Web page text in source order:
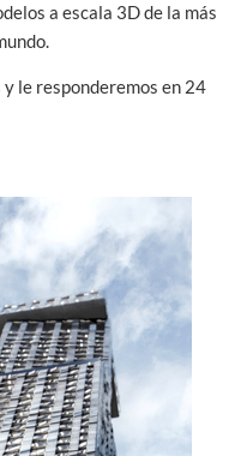
a escala 3D de la más
le responderemos en 24